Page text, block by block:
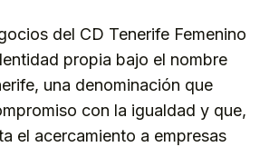
del CD Tenerife Femenino
propia bajo el nombre
una denominación que
con la igualdad y que,
el acercamiento a empresas